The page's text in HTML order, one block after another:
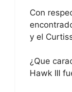
Con
y el
¿Que
Hawk III